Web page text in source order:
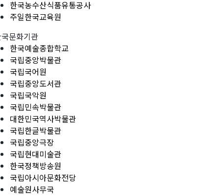
한국농수산식품유통공사
주일한국교육원
문화기관
한국예술종합학교
국립중앙박물관
국립국어원
국립중앙도서관
국립국악원
국립민속박물관
대한민국역사박물관
국립한글박물관
국립중앙극장
국립현대미술관
한국정책방송원
국립아시아문화전당
예술원사무국